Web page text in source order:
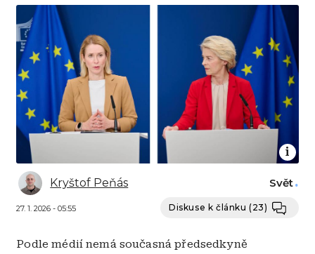
Obrázek
Kryštof Peňás
27. 1. 2026 - 05:55
Svět
Diskuse k článku(23)
Podle médií nemá současná předsedkyně